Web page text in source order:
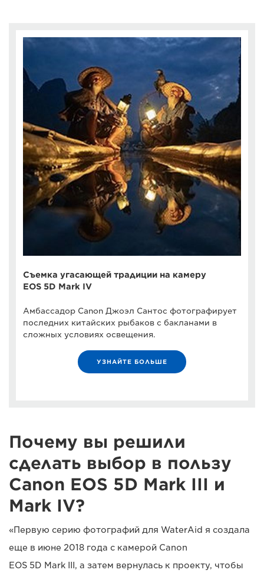
Съемка угасающей традиции на камеру
EOS 5D Mark IV
Амбассадор Canon Джоэл Сантос фотографирует
последних китайских рыбаков с бакланами в
сложных условиях освещения.
УЗНАЙТЕ БОЛЬШЕ
Почему вы решили
сделать выбор в пользу
Canon EOS 5D Mark III и
Mark IV?
«Первую серию фотографий для WaterAid я создала
еще в июне 2018 года с камерой Canon
EOS 5D Mark III, а затем вернулась к проекту, чтобы